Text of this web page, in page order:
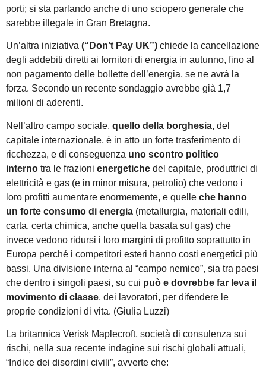
porti; si sta parlando anche di uno sciopero generale che
sarebbe illegale in Gran Bretagna.
Un’altra iniziativa (“Don’t Pay UK”) chiede la cancellazione
degli addebiti diretti ai fornitori di energia in autunno, fino al
non pagamento delle bollette dell’energia, se ne avrà la
forza. Secondo un recente sondaggio avrebbe già 1,7
milioni di aderenti.
Nell’altro campo sociale, quello della borghesia, del
capitale internazionale, è in atto un forte trasferimento di
ricchezza, e di conseguenza uno scontro politico
interno tra le frazioni energetiche del capitale, produttrici di
elettricità e gas (e in minor misura, petrolio) che vedono i
loro profitti aumentare enormemente, e quelle che hanno
un forte consumo di energia (metallurgia, materiali edili,
carta, certa chimica, anche quella basata sul gas) che
invece vedono ridursi i loro margini di profitto soprattutto in
Europa perché i competitori esteri hanno costi energetici più
bassi. Una divisione interna al “campo nemico”, sia tra paesi
che dentro i singoli paesi, su cui può e dovrebbe far leva il
movimento di classe, dei lavoratori, per difendere le
proprie condizioni di vita. (Giulia Luzzi)
La britannica Verisk Maplecroft, società di consulenza sui
rischi, nella sua recente indagine sui rischi globali attuali,
“Indice dei disordini civili”, avverte che: